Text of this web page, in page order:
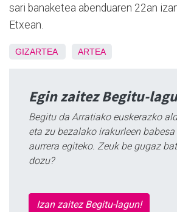
sari banaketea abenduaren 22an
Etxean.
GIZARTEA ARTEA
Egin zaitez Begitu-
Begitu da Arratiako euskerazko
eta zu bezalako irakurleen
aurrera egiteko. Zeuk be gugaz
dozu?
Izan zaitez Begitu-lagun!